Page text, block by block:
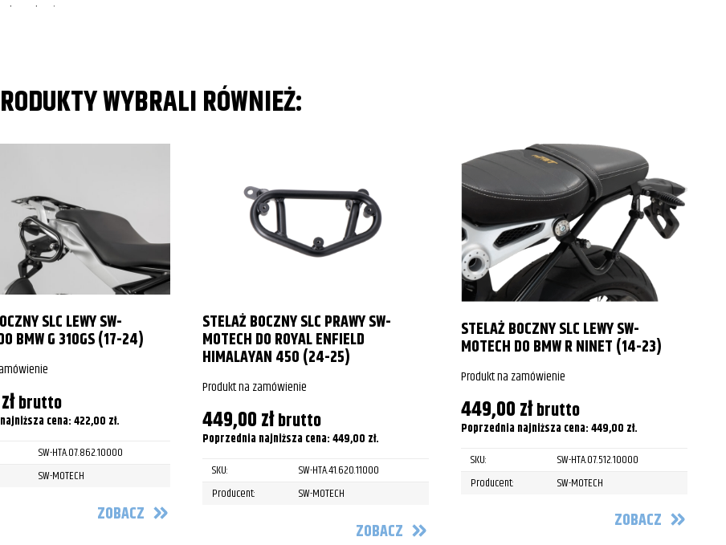
Classic
WYBRALI RÓWNIEŻ:
SLC LEWY SW-
BMW G 310GS (17-24)
złbrutto
cena:422,00 zł.
SW-HTA.07.862.10000
SW-MOTECH
ZOBACZ
STELAŻ BOCZNY SLC PRAWY SW-
MOTECH DO ROYAL ENFIELD
HIMALAYAN 450 (24-25)
Produkt na zamówienie
449,00złbrutto
Poprzednia najniższa cena:449,00 zł.
SKU:
SW-HTA.41.620.11000
Producent:
SW-MOTECH
ZOBACZ
STELAŻ BOCZNY SLC LEWY SW-
MOTECH DO BMW R NINET (14-23)
Produkt na zamówienie
449,00złbrutto
Poprzednia najniższa cena:449,00 zł.
SKU:
SW-HTA.07.512.10000
Producent:
SW-MOTECH
ZOBACZ